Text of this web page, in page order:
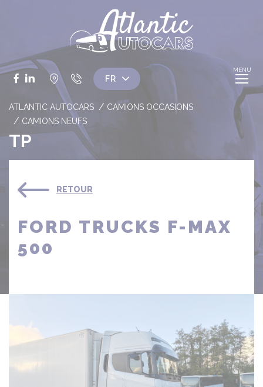
Facebook
LinkedIn
ATLANTIC AUTOCARS
CAMIONS OCCASIONS
CAMIONS NEUFS
TP
RETOUR
FORD TRUCKS F-MAX
500
Panneau de gestion des cookies